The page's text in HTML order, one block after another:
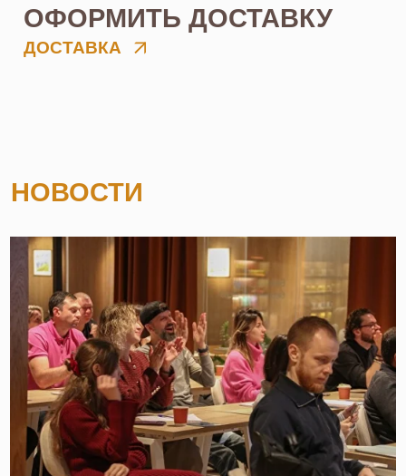
# Скоро
# Новости
ГЛАВНАЯ
О НАС
КУХНЯ/МЕНЮ
МЕРОПРИЯТИЯ
ЛОЯЛЬНОСТЬ
НОВОСТИ